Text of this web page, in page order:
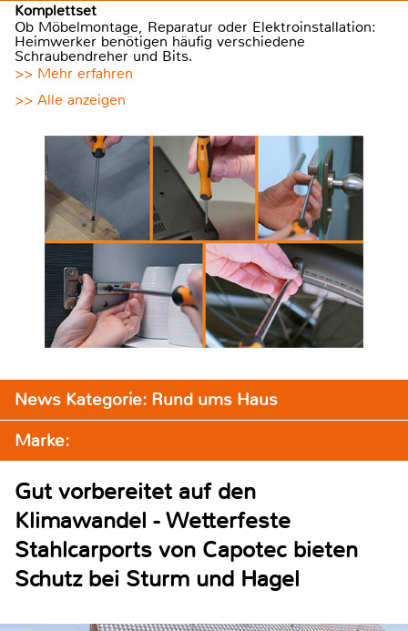
Komplettset
Ob Möbelmontage, Reparatur oder Elektroinstallation:
Heimwerker benötigen häufig verschiedene
Schraubendreher und Bits.
>> Mehr erfahren
>> Alle anzeigen
News Kategorie: Rund ums Haus
Marke:
Gut vorbereitet auf den
Klimawandel - Wetterfeste
Stahlcarports von Capotec bieten
Schutz bei Sturm und Hagel